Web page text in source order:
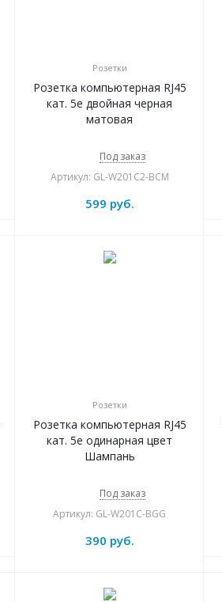
Розетки
Розетка компьютерная RJ45
кат. 5e двойная черная
матовая
Под заказ
Артикул: GL-W201C2-BCM
599 руб.
Розетки
Розетка компьютерная RJ45
кат. 5e одинарная цвет
Шампань
Под заказ
Артикул: GL-W201C-BGG
390 руб.